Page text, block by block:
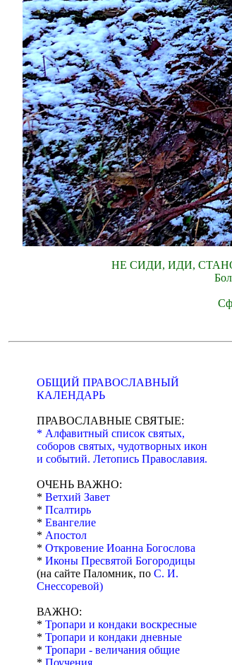
НЕ СИДИ, ИДИ,
ОБЩИЙ ПРАВОСЛАВНЫЙ
КАЛЕНДАРЬ
ПРАВОСЛАВНЫЕ СВЯТЫЕ:
* Алфавитный список святых,
соборов святых, чудотворных икон
и событий. Летопись Православия.
ОЧЕНЬ ВАЖНО:
* Ветхий Завет
* Псалтирь
* Евангелие
* Апостол
* Откровение Иоанна Богослова
* Иконы Пресвятой Богородицы
(на сайте Паломник, по С. И.
Снессоревой)
ВАЖНО:
* Тропари и кондаки воскресные
* Тропари и кондаки дневные
* Тропари - величания общие